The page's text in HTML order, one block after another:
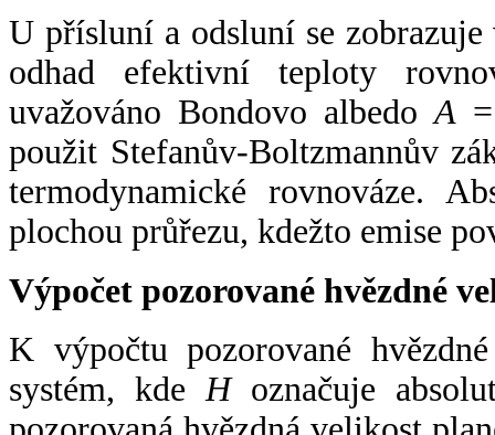
U přísluní a odsluní se
odhad efektivní teploty
uvažováno Bondovo albedoA
použit Stefanův-Boltzmannův
termodynamické rovnováze.
plochou průřezu, kdežto emise
Výpočet pozorované hvězdné
K výpočtu pozorované
systém, kde Hoznačuje